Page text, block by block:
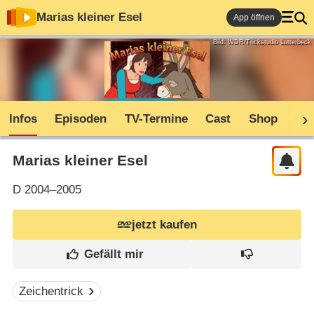
Marias kleiner Esel App öffnen
Bild: WDR/Trickstudio Lutterbeck
Infos Episoden TV-Termine Cast Shop
Marias kleiner Esel
D2004–2005
jetzt kaufen
Zeichentrick